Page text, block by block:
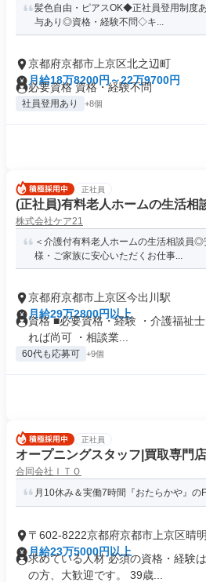
髪色自由・ピアスOK◆正社員登用制度
与あり◎資格・経験不問◇キ...
京都府京都市上京区北之辺町
月給18万8200円～22万9700円
必要資格 資格・経験不問
社員登用あり +8個
正社員
(正社員)有料老人ホームの生活相
株式会社ケア21
＜介護付有料老人ホームの生活相談員
様・ご家族に安心いただくお仕事...
京都府京都市上京区今出川駅
月給29万2800円以上
資格 ■必要資格・経験 ・介護福祉
れば尚可 ・相談業...
60代も応募可 +9個
正社員
オープニングスタッフ|買取専門
合同会社ＩＴＯ
月10休み＆実働7時間『おたらかや』の
〒602-8222京都府京都市上京区晴
月給23万5000円以上
求めている人材 必須の資格・経験
の方、大歓迎です。 39歳...